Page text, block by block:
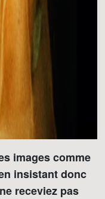
images comme
insistant donc
receviez pas